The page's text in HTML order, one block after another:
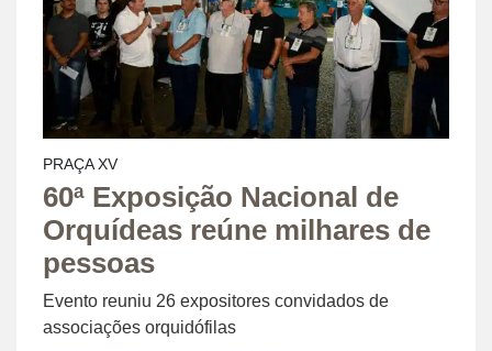
PRAÇA XV
60ª Exposição Nacional de
Orquídeas reúne milhares de
pessoas
Evento reuniu 26 expositores convidados de
associações orquidófilas